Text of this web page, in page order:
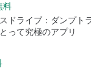
料
ドライブ：ダンプト
って究極のアプリ